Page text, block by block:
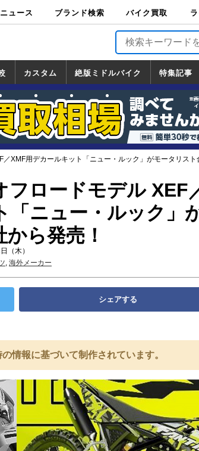
ニュース ブランド検索 バイク買取
バイク買取
ラ
バ
バ
フ
バ
ロ
バ
カスタム
カスタム
一覧
ホンダ
ヤマハ
スズキ
カワサキ
絶版ミドルバイク
絶版ミドルバイク
一覧
ホンダ
ヤマハ
スズキ
カワサキ
特集記事
道の駅調査隊
ツーリング情報局
日本の道50選
国道めぐり
林道ツーリング
／XMF用デカールキット「ニュー・ルック」がモータリスト
フロードモデル XEF
「ニュー・ルック」
ら発売！
（木）
, 海外メーカー
シェアする
情報に基づいて制作されています。